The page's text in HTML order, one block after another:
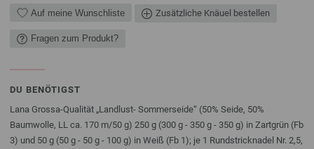
Auf meine Wunschliste Zusätzliche Knäuel bestellen
Fragen zum Produkt?
DU BENÖTIGST
Lana Grossa-Qualität „Landlust- Sommerseide“ (50% Seide, 50%
Baumwolle, LL ca. 170 m/50 g) 250 g (300 g - 350 g - 350 g) in Zartgrün (Fb
3) und 50 g (50 g - 50 g - 100 g) in Weiß (Fb 1); je 1 Rundstricknadel Nr. 2,5,